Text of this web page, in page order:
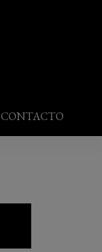
CONTACTO